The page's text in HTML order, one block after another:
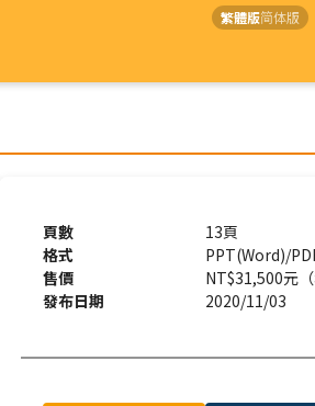
繁體版简体版
頁數
13頁
格式
PPT(Word)/
售價
NT$31,500元（
發布日期
2020/11/03